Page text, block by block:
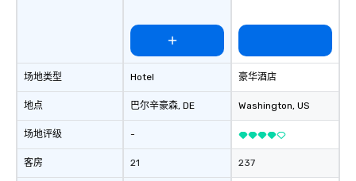
场地类型
地点
场地评级
客房
Hotel
巴尔辛豪森, DE
-
21
豪华酒店
Washington, US
237